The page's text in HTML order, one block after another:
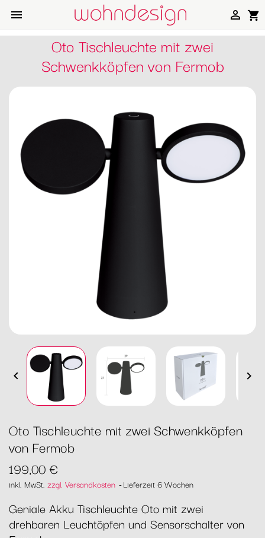
 shopping_cart

Oto Tischleuchte mit zwei
Schwenkköpfen von Fermob
 
Oto Tischleuchte mit zwei Schwenkköpfen
von Fermob
199,00 €
inkl. MwSt. zzgl. Versandkosten Lieferzeit 6 Wochen
Geniale Akku Tischleuchte Oto mit zwei
drehbaren Leuchtöpfen und Sensorschalter von